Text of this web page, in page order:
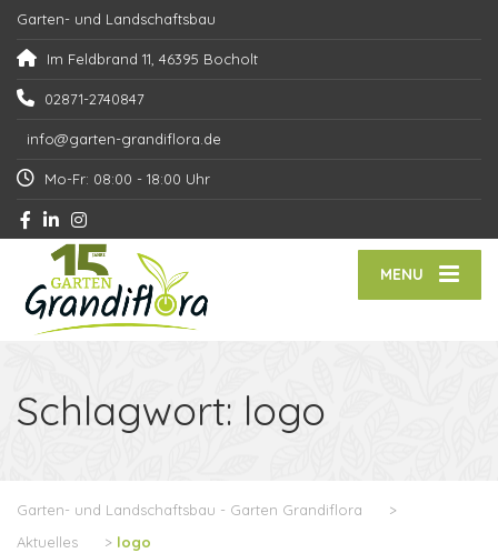
Garten- und Landschaftsbau
Im Feldbrand 11, 46395 Bocholt
02871-2740847
info@garten-grandiflora.de
Mo-Fr: 08:00 - 18:00 Uhr
MENU
Schlagwort: logo
Garten- und Landschaftsbau - Garten Grandiflora
>
Aktuelles
> logo